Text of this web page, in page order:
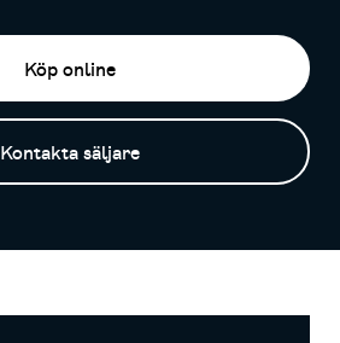
Köp online
Kontakta säljare